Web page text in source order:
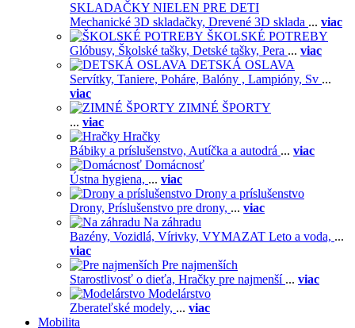
SKLADAČKY NIELEN PRE DETI
Mechanické 3D skladačky, Drevené 3D sklada ... viac
ŠKOLSKÉ POTREBY
Glóbusy, Školské tašky, Detské tašky, Pera ... viac
DETSKÁ OSLAVA
Servítky, Taniere, Poháre, Balóny , Lampióny, Sv ...
viac
ZIMNÉ ŠPORTY
... viac
Hračky
Bábiky a príslušenstvo, Autíčka a autodrá ... viac
Domácnosť
Ústna hygiena, ... viac
Drony a príslušenstvo
Drony, Príslušenstvo pre drony, ... viac
Na záhradu
Bazény, Vozidlá, Vírivky, VYMAZAT Leto a voda, ...
viac
Pre najmenších
Starostlivosť o dieťa, Hračky pre najmenší ... viac
Modelárstvo
Zberateľské modely, ... viac
Mobilita